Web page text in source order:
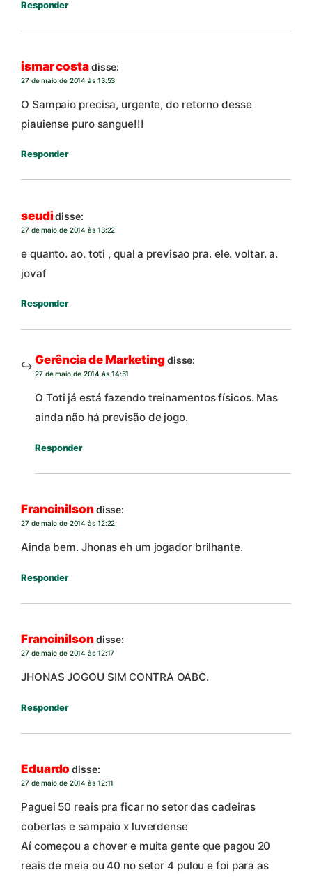
Responder
ismar costadisse:
27 de maio de 2014 às 13:53
O Sampaio precisa, urgente, do retorno desse
piauiense puro sangue!!!
Responder
seudidisse:
27 de maio de 2014 às 13:22
e quanto. ao. toti , qual a previsao pra. ele. voltar. a.
jovaf
Responder
Gerência de Marketingdisse:
27 de maio de 2014 às 14:51
O Toti já está fazendo treinamentos físicos. Mas
ainda não há previsão de jogo.
Responder
Francinilsondisse:
27 de maio de 2014 às 12:22
Ainda bem. Jhonas eh um jogador brilhante.
Responder
Francinilsondisse:
27 de maio de 2014 às 12:17
JHONAS JOGOU SIM CONTRA OABC.
Responder
Eduardo disse:
27 de maio de 2014 às 12:11
Paguei 50 reais pra ficar no setor das cadeiras
cobertas e sampaio x luverdense
Aí começou a chover e muita gente que pagou 20
reais de meia ou 40 no setor 4 pulou e foi para as